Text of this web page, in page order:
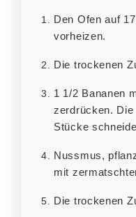
Den Ofen auf 175 Grad Ober- und Unterhitze
vorheizen.
Die trockenen
1 1/2 Bananen mit einer Gabel fein
zerdrücken.
Stücke
Nussmus, pflanzliche Milch und Ahornsirup
mit
Die trockenen